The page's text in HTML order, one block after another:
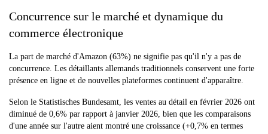
Concurrence sur le marché et dynamique du
commerce électronique
La part de marché d'Amazon (63%) ne signifie pas qu'il n'y a pas de
concurrence. Les détaillants allemands traditionnels conservent une forte
présence en ligne et de nouvelles plateformes continuent d'apparaître.
Selon le Statistisches Bundesamt, les ventes au détail en février 2026 ont
diminué de 0,6% par rapport à janvier 2026, bien que les comparaisons
d'une année sur l'autre aient montré une croissance (+0,7% en termes